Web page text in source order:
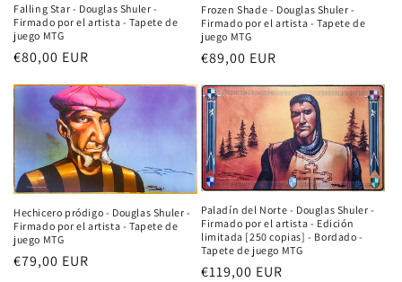
Falling Star - Douglas Shuler -
Firmado por el artista - Tapete de
juego MTG
Precio
€80,00 EUR
Frozen Shade - Douglas Shuler -
Firmado por el artista - Tapete de
juego MTG
Precio
€89,00 EUR
Hechicero pródigo - Douglas Shuler -
Firmado por el artista - Tapete de
juego MTG
Precio
€79,00 EUR
Paladín del Norte - Douglas Shuler -
Firmado por el artista - Edición
limitada [250 copias] - Bordado -
Tapete de juego MTG
Precio
€119,00 EUR